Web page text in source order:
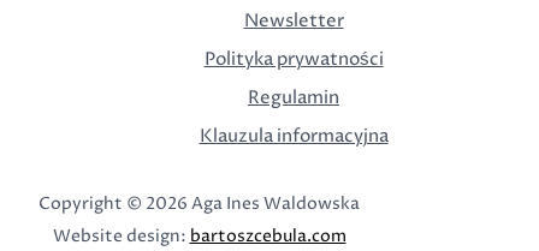
Newsletter
Polityka prywatności
Regulamin
Klauzula informacyjna
Copyright © 2026 Aga Ines Waldowska
Website design: bartoszcebula.com